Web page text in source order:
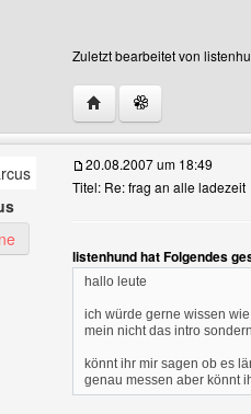
Zuletzt bearbeitet von
Website dieses
Benutzer-Profile anzeigen
20.08.2007 um 18:49
Titel: Re: frag an alle ladezeit
listenhund hat Folgendes
hallo leute
ich würde gerne wissen
mein nicht das intro
könnt ihr mir sagen ob es
genau messen aber könnt